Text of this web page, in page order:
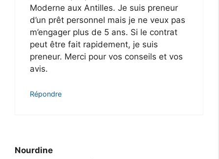
Moderne aux Antilles. Je suis preneur
d’un prêt personnel mais je ne veux pas
m’engager plus de 5 ans. Si le contrat
peut être fait rapidement, je suis
preneur. Merci pour vos conseils et vos
avis.
Répondre
Nourdine